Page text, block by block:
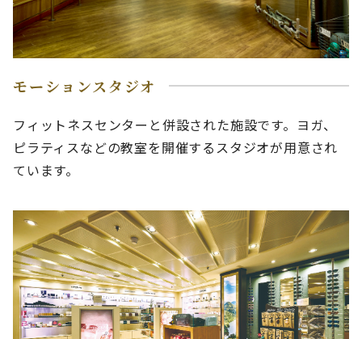
モーションスタジオ
フィットネスセンターと併設された施設です。ヨガ、
ピラティスなどの教室を開催するスタジオが用意され
ています。